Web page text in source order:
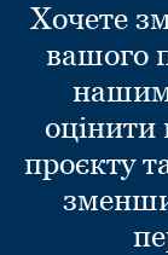
Хочете
вашого
оцінити
проєкту